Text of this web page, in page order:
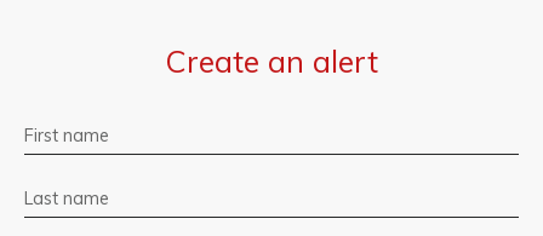
Create an alert
First name
Last name